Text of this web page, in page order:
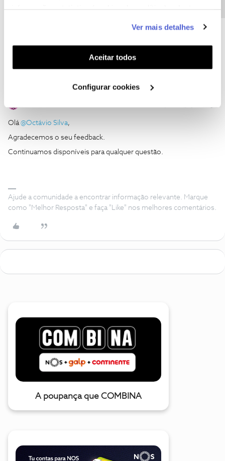
funcionalidades (cookies de personalização e
funcionalidade) e adaptar anúncios aos seus interesses
(cookies de publicidade personalizada). Pode gerir a
utilização dos cookies clicando em "Configurar
Ver mais detalhes
Aceitar todos
Configurar cookies
Hoje de manhã o técnico ligou e resolveu o problema.
Olá@Octávio Silva,
Agradecemos o seu feedback.
Continuamos disponíveis para qualquer questão.
Ajude a comunidade a encontrar informação relevante. Marque
como "Melhor Resposta" e faça "Like" nos melhores comentários.
A poupança que COMBINA